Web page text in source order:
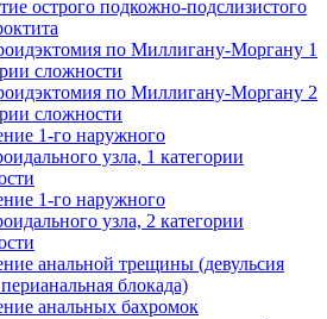
острого подкожно-подслизистого
по Миллигану-Моргану 1
сложности
по Миллигану-Моргану 2
сложности
1-го наружного
узла, 1 категории
1-го наружного
узла, 2 категории
анальной трещины (девульсия
блокада)
анальных бахромок